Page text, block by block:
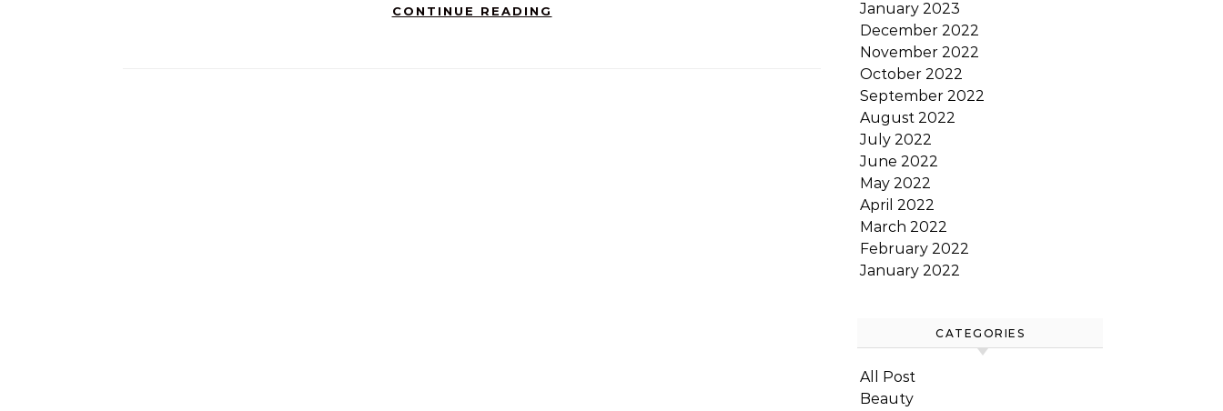
CONTINUE READING
January 2023
December 2022
November 2022
October 2022
September 2022
August 2022
July 2022
June 2022
May 2022
April 2022
March 2022
February 2022
January 2022
CATEGORIES
All Post
Beauty